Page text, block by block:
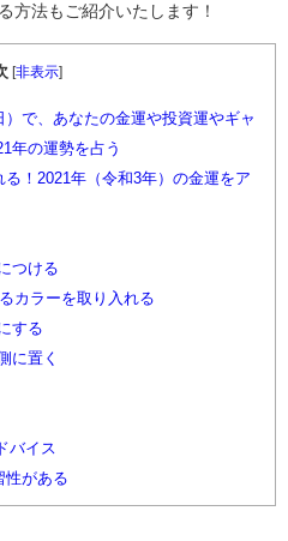
方法もご紹介いたします！
[非表示]
で、あなたの金運や投資運やギャ
年の運勢を占う
！2021年（令和3年）の金運をア
つける
カラーを取り入れる
する
に置く
バイス
性がある